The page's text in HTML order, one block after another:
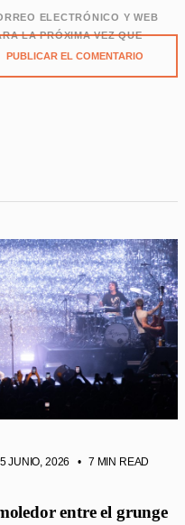
ELECTRÓNICO Y WEB
LA PRÓXIMA VEZ QUE
JUNIO, 2026 • 7 MIN READ
entre el grunge